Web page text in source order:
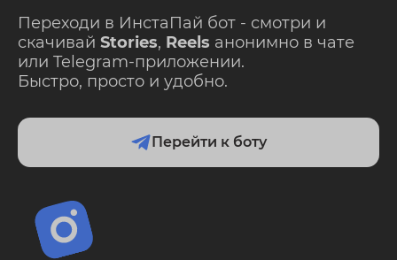
Переходи в ИнстаПай бот - смотри и
скачивай Stories, Reels анонимно в чате
или Telegram-приложении.
Быстро, просто и удобно.
Перейти к боту